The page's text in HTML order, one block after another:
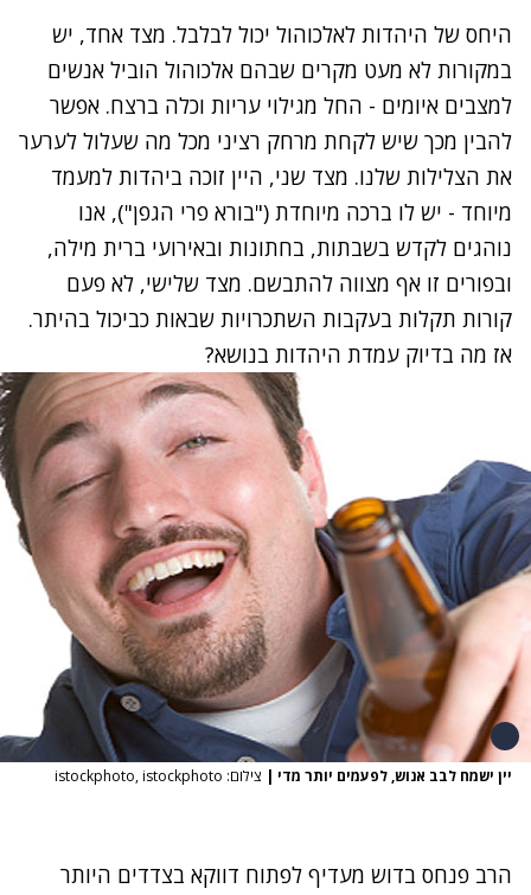
היחס של היהדות לאלכוהול יכול לבלבל. מצד אחד, יש
במקורות לא מעט מקרים שבהם אלכוהול הוביל אנשים
למצבים איומים - החל מגילוי עריות וכלה ברצח. אפשר
להבין מכך שיש לקחת מרחק רציני מכל מה שעלול לערער
את הצלילות שלנו. מצד שני, היין זוכה ביהדות למעמד
מיוחד - יש לו ברכה מיוחדת ("בורא פרי הגפן"), אנו
נוהגים לקדש בשבתות, בחתונות ובאירועי ברית מילה,
ובפורים זו אף מצווה להתבשם. מצד שלישי, לא פעם
קורות תקלות בעקבות השתכרויות שבאות כביכול בהיתר.
אז מה בדיוק עמדת היהדות בנושא?
יין ישמח לבב אנוש, לפעמים יותר מדי | צילום: istockphoto, istockphoto
הרב פנחס בדוש מעדיף לפתוח דווקא בצדדים היותר